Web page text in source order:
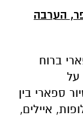
הערבה
ברוח
על
ספארי בין
איילים,